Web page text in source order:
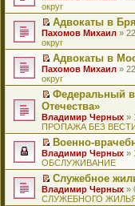
н
и
ю
о
б
щ
е
н
и
ю
м
у
с
о
о
б
щ
е
н
и
ю
а
н
н
о
м
у
с
о
о
б
щ
е
н
и
ю
п
р
о
ч
и
т
а
н
н
о
м
у
с
о
о
б
щ
е
н
и
ю
о
м
у
н
е
п
р
о
ч
и
а
н
н
о
м
у
с
о
о
б
е
р
в
о
м
у
н
е
п
р
о
ч
и
т
а
н
н
о
м
у
с
т
и
к
п
е
р
в
о
м
у
н
е
п
р
о
ч
и
т
а
н
н
е
р
е
й
т
и
к
п
е
р
в
о
м
у
н
е
п
р
о
ч
и
округ
П
е
р
е
й
т
и
к
п
е
р
в
о
м
у
н
е
п
р
Адвокаты в
Пахомов Михаил »
округ
П
е
р
е
й
т
и
к
п
е
р
в
о
м
у
Адвокаты в
Пахомов Михаил »
округ
П
е
р
е
й
т
и
к
п
е
р
Федеральный
Отечества»
Владимир Черных »
ПРОПАЖА БЕЗ
П
е
р
е
й
т
Военно-
Владимир Черных »
ОБСЛУЖИВАНИЕ
П
е
Служебное
Владимир Черных »
СЛУЖЕБНОГО